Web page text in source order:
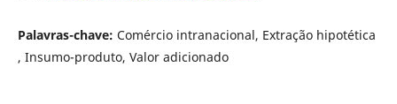
Palavras-chave: Comércio intranacional, Extração hipotética
, Insumo-produto, Valor adicionado